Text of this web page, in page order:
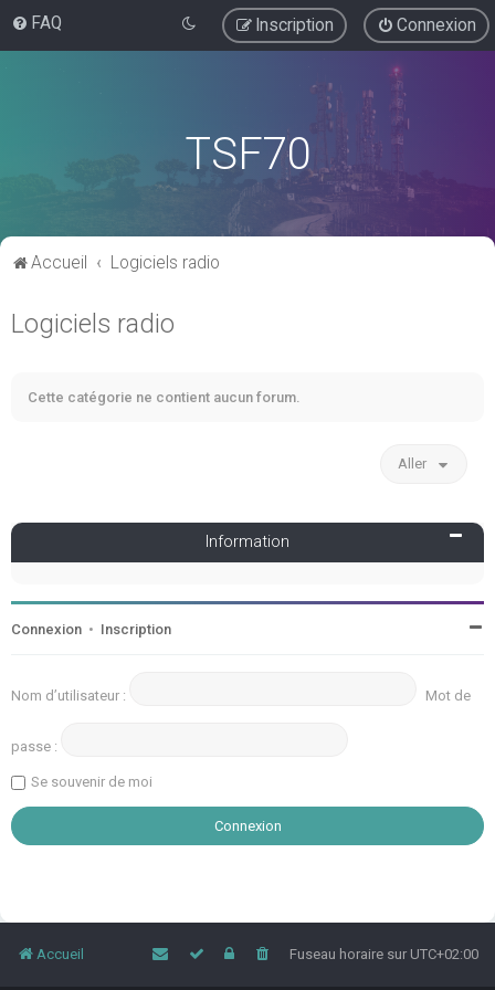
FAQ Connexion
Inscription
TSF70
Accueil Logiciels radio
Logiciels radio
Cette catégorie ne contient aucun forum.
Aller
Information
Connexion • Inscription
Nom d’utilisateur : Mot de
passe :
Se souvenir de moi
Accueil Fuseau horaire sur UTC+02:00